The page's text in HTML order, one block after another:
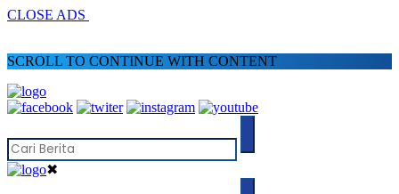
CLOSE ADS
SCROLL TO CONTINUE WITH CONTENT
✖